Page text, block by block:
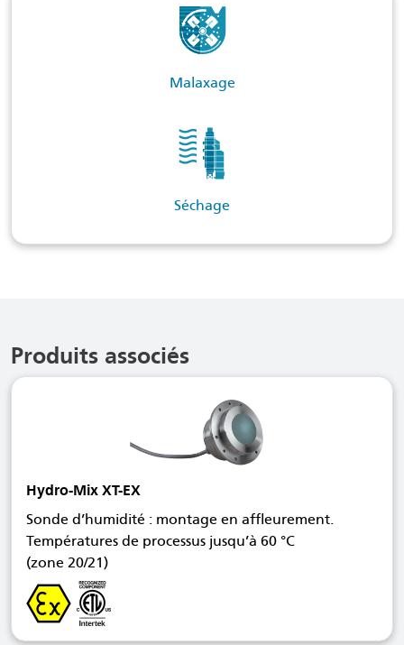
Malaxage
Séchage
Produits associés
Hydro-Mix XT-EX
Sonde d’humidité : montage en affleurement.
Températures de processus jusqu’à 60 °C
(zone 20/21)